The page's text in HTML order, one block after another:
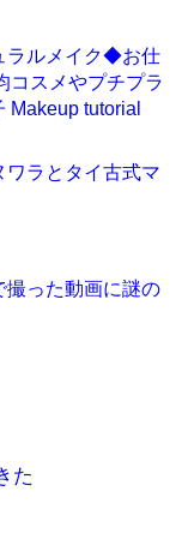
ラルメイク◆お仕
コスメやプチプラ
Makeup tutorial
ラとタイ古式マ
撮った動画に謎の
た